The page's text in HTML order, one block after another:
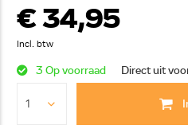
€ 34,95
Incl. btw
3 Op voorraad Direct uit